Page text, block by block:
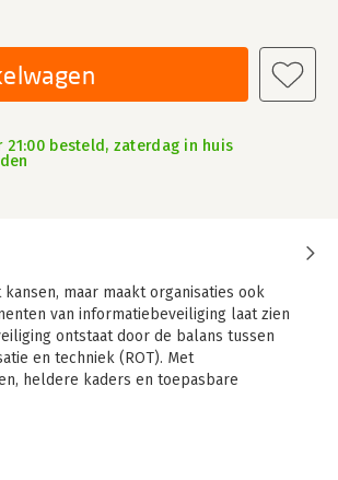
21:00 besteld, zaterdag in huis
maar maakt organisaties ook
van informatiebeveiliging laat zien
ontstaat door de balans tussen
en techniek (ROT). Met
heldere kaders en toepasbare